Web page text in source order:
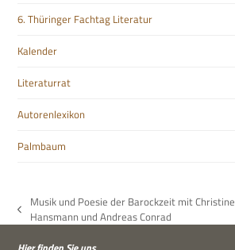
6. Thüringer Fachtag Literatur
Kalender
Literaturrat
Autorenlexikon
Palmbaum
vorheriger
Musik und Poesie der Barockzeit mit Christine
Hansmann und Andreas Conrad